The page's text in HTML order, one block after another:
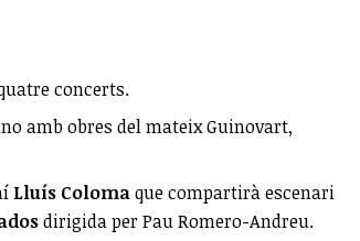
concerts.
amb obres del mateix Guinovart,
Lluís Colomaque compartirà escenari
dirigida per Pau Romero-Andreu.